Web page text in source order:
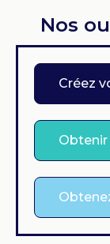
Nos
Créez
Obtenir